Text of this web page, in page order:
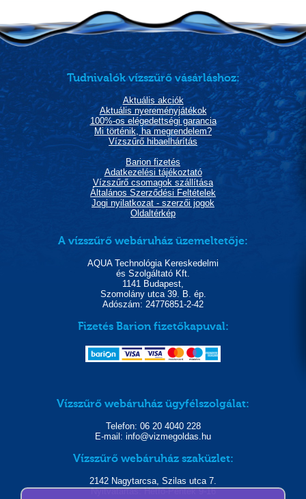
Tudnivalók vízszűrő vásárláshoz:
Aktuális akciók
Aktuális nyereményjátékok
100%-os elégedettségi garancia
Mi történik, ha megrendelem?
Vízszűrő hibaelhárítás
Barion fizetés
Adatkezelési tájékoztató
Vízszűrő csomagok szállítása
Általános Szerződési Feltételek
Jogi nyilatkozat - szerzői jogok
Oldaltérkép
A vízszűrő webáruház üzemeltetője:
AQUA Technológia Kereskedelmi
és Szolgáltató Kft.
1141 Budapest,
Szomolány utca 39. B. ép.
Adószám: 24776851-2-42
Fizetés Barion fizetőkapuval:
Vízszűrő webáruház ügyfélszolgálat:
Telefon: 06 20 4040 228
E-mail: info@vizmegoldas.hu
Vízszűrő webáruház szaküzlet:
2142 Nagytarcsa, Szilas utca 7.
Nyitvatartás: Hétfő-Péntek 9-16